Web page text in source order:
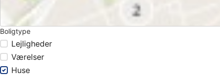
Boligtype
Lejligheder
Værelser
Huse